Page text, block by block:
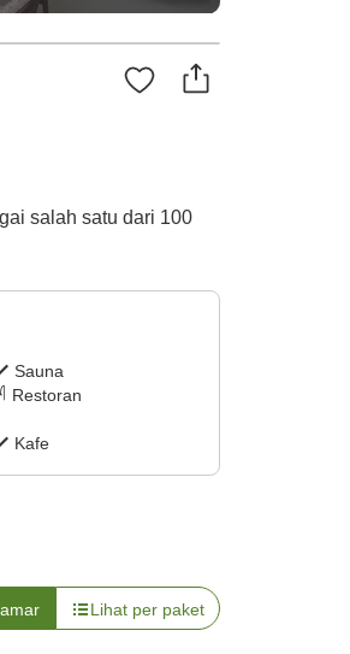
salah satu dari 100
Sauna
Restoran
Kafe
Lihat per paket